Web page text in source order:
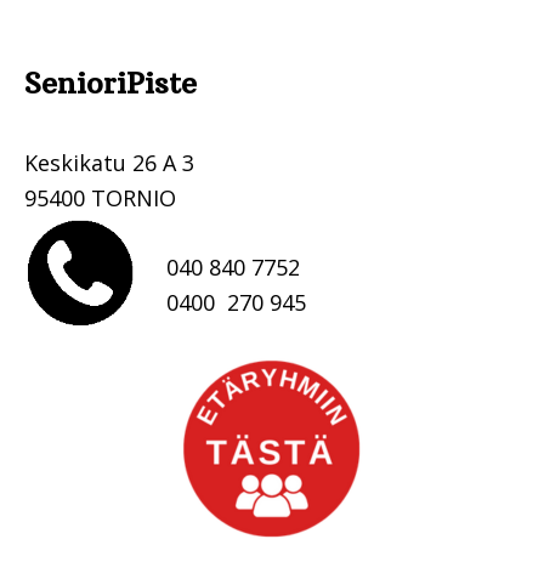
SenioriPiste
Keskikatu 26 A 3
95400 TORNIO
040 840 7752
0400 270 945